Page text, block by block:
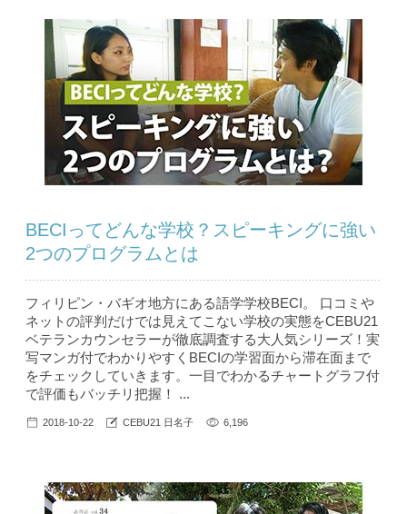
BECIってどんな学校？スピーキングに強い
2つのプログラムとは
フィリピン・バギオ地方にある語学学校BECI。 口コミや
ネットの評判だけでは見えてこない学校の実態をCEBU21
ベテランカウンセラーが徹底調査する大人気シリーズ！実
写マンガ付でわかりやすくBECIの学習面から滞在面まで
をチェックしていきます。一目でわかるチャートグラフ付
で評価もバッチリ把握！ ...
2018-10-22 CEBU21 日名子 6,196